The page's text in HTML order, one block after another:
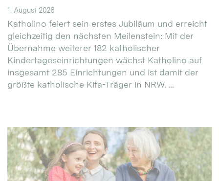
1. August 2026
Katholino feiert sein erstes Jubiläum und erreicht
gleichzeitig den nächsten Meilenstein: Mit der
Übernahme weiterer 182 katholischer
Kindertageseinrichtungen wächst Katholino auf
insgesamt 285 Einrichtungen und ist damit der
größte katholische Kita-Träger in NRW. ...